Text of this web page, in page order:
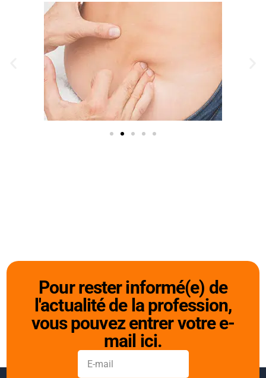
Pour rester informé(e) de
l'actualité de la profession,
vous pouvez entrer votre e-
mail ici.